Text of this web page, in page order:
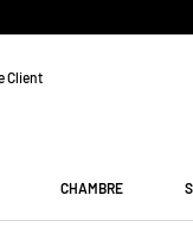
Client
CHAMBRE